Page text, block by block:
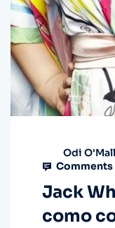
Odi
Comments
Jack
como